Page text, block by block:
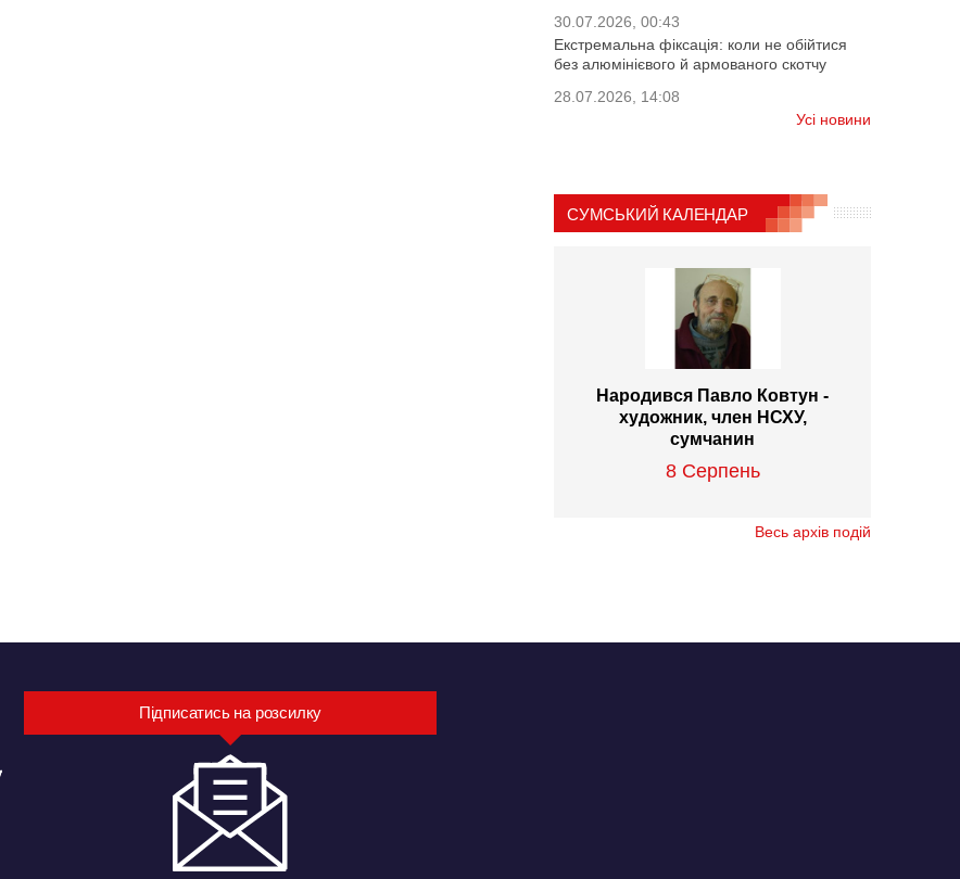
30.07.2026, 00:43
Екстремальна фіксація: коли не обійтися
без алюмінієвого й армованого скотчу
28.07.2026, 14:08
Усі новини
СУМСЬКИЙ КАЛЕНДАР
Народився Павло Ковтун -
художник, член НСХУ,
сумчанин
8 Серпень
Весь архів подій
Підписатись на розсилку